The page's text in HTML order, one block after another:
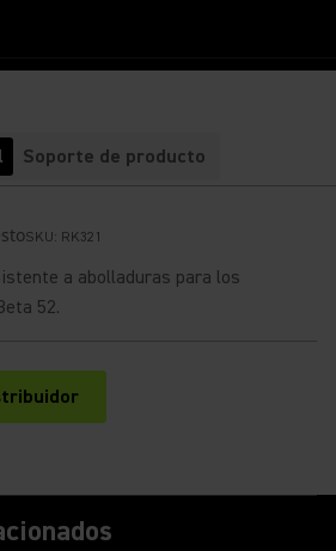
Soporte de producto
SKU: RK321
a abolladuras para los
52.
in a new tab)